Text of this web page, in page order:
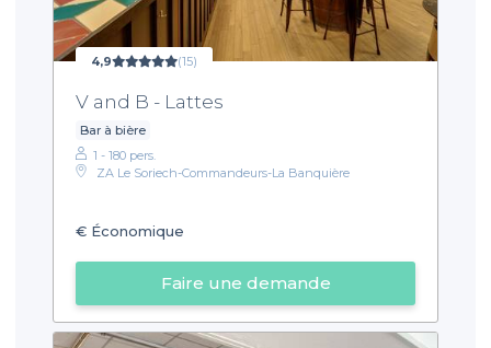
4,9 (15)
V and B - Lattes
Bar à bière
1 - 180 pers.
ZA Le Soriech-Commandeurs-La Banquière
€ Économique
Faire une demande